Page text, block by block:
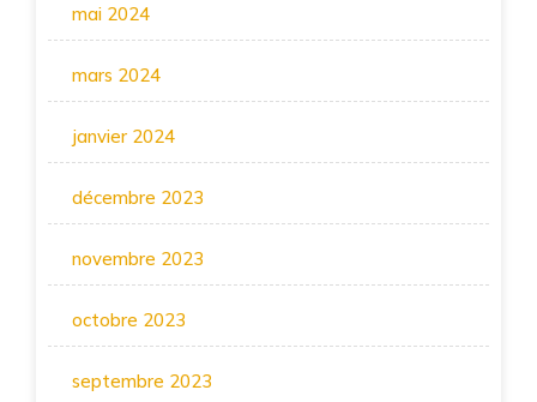
mai 2024
mars 2024
janvier 2024
décembre 2023
novembre 2023
octobre 2023
septembre 2023